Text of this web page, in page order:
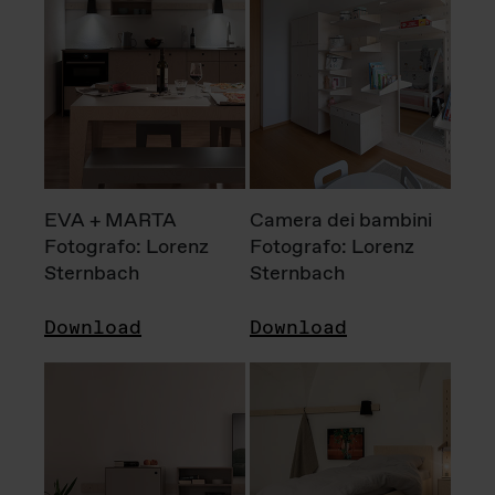
EVA + MARTA
Fotografo: Lorenz
Sternbach
Download
Camera dei bambini
Fotografo: Lorenz
Sternbach
Download